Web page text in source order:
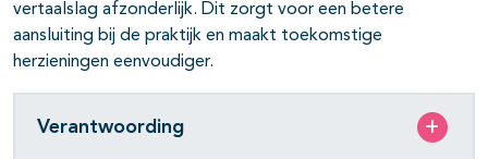
vertaalslag afzonderlijk. Dit zorgt voor een betere
aansluiting bij de praktijk en maakt toekomstige
herzieningen eenvoudiger.
Verantwoording